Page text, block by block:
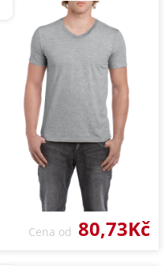
Cena od 80,73Kč